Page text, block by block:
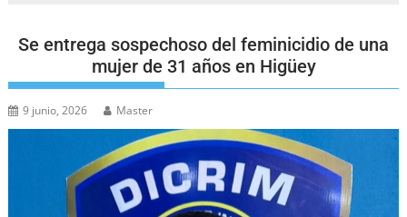
Se entrega sospechoso del feminicidio de una
mujer de 31 años en Higüey
9 junio, 2026 Master